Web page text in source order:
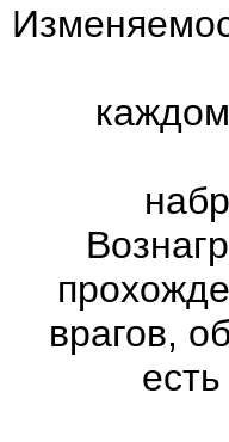
врагов,